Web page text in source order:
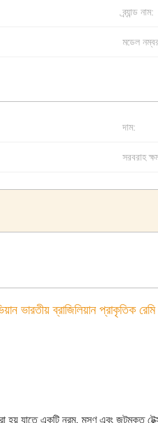
ব্র্যান্ড নাম:
মডেল
দাম:
সরবরাহ
ভারতীয় ব্রাজিলিয়ান প্রাকৃতিক রেমি
হয় যাতে একটি নরম, মসৃণ এবং জটমুক্ত